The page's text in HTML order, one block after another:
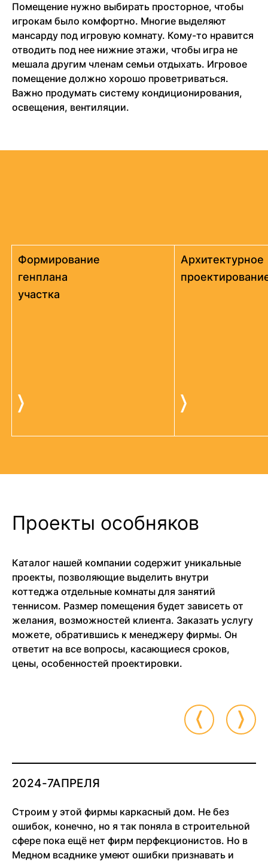
Помещение нужно выбирать просторное, чтобы
игрокам было комфортно. Многие выделяют
мансарду под игровую комнату. Кому-то нравится
отводить под нее нижние этажи, чтобы игра не
мешала другим членам семьи отдыхать. Игровое
помещение должно хорошо проветриваться.
Важно продумать систему кондиционирования,
освещения, вентиляции.
Формирование
генплана
участка
Архитектурное
Проекты особняков
Каталог нашей компании содержит уникальные
проекты, позволяющие выделить внутри
коттеджа отдельные комнаты для занятий
теннисом. Размер помещения будет зависеть от
желания, возможностей клиента. Заказать услугу
можете, обратившись к менеджеру фирмы. Он
ответит на все вопросы, касающиеся сроков,
цены, особенностей проектировки.
2024-7АПРЕЛЯ
Строим у этой фирмы каркасный дом. Не без
ошибок, конечно, но я так поняла в строительной
сфере пока ещё нет фирм перфекционистов. Но в
Медном всаднике умеют ошибки признавать и